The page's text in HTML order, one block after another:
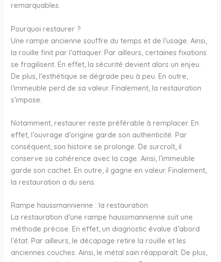
remarquables.
Pourquoi restaurer ?
Une rampe ancienne souffre du temps et de l’usage. Ainsi,
la rouille finit par l’attaquer. Par ailleurs, certaines fixations
se fragilisent. En effet, la sécurité devient alors un enjeu.
De plus, l’esthétique se dégrade peu à peu. En outre,
l’immeuble perd de sa valeur. Finalement, la restauration
s’impose.
Notamment, restaurer reste préférable à remplacer. En
effet, l’ouvrage d’origine garde son authenticité. Par
conséquent, son histoire se prolonge. De surcroît, il
conserve sa cohérence avec la cage. Ainsi, l’immeuble
garde son cachet. En outre, il gagne en valeur. Finalement,
la restauration a du sens.
Rampe haussmannienne : la restauration
La restauration d’une rampe haussmannienne suit une
méthode précise. En effet, un diagnostic évalue d’abord
l’état. Par ailleurs, le décapage retire la rouille et les
anciennes couches. Ainsi, le métal sain réapparaît. De plus,